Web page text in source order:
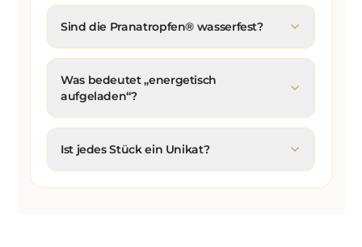
Sind die Pranatropfen® wasserfest?
Was bedeutet „energetisch
aufgeladen“?
Ist jedes Stück ein Unikat?